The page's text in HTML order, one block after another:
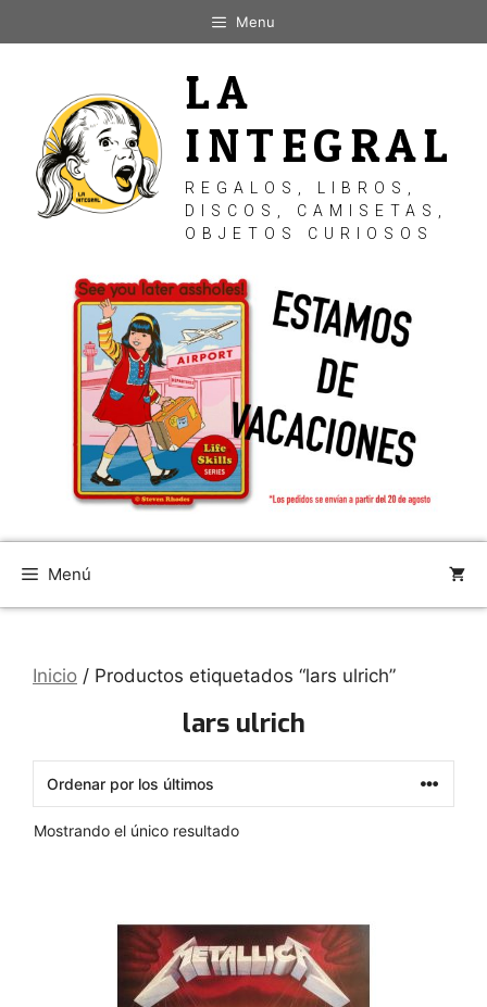
al
Menu
LA
INTEGRAL
REGALOS, LIBROS,
DISCOS, CAMISETAS,
OBJETOS CURIOSOS
Menú
Inicio / Productos etiquetados “lars ulrich”
lars ulrich
Mostrando el único resultado